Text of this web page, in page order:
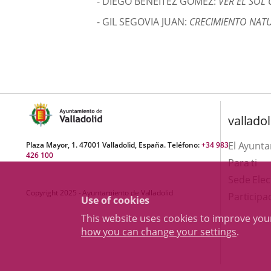
Use of cookies
This website uses cookies to improve
how you can change your settings.
- GIL SEGOVIA JUAN: CRECIMIENTO
Plaza Mayor, 1. 47001 Valladolid, España. Teléfono:+34 983
426 100
Copyright 2025 - Ayuntamiento de Valladolid
El
Para ti